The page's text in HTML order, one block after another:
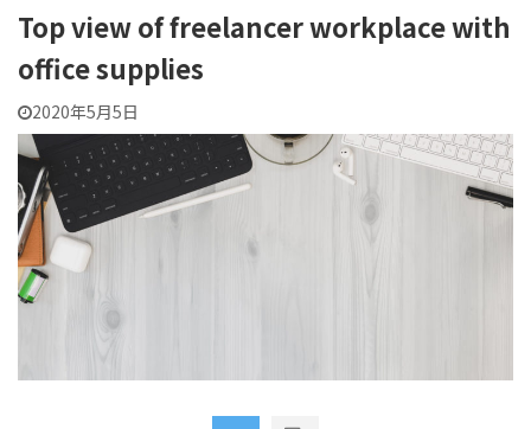
Top view of freelancer workplace with
office supplies
2020年5月5日